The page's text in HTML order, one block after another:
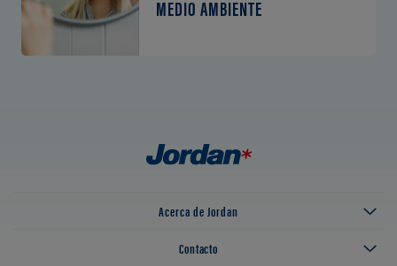
MEDIO AMBIENTE
Acerca de Jordan
Contacto